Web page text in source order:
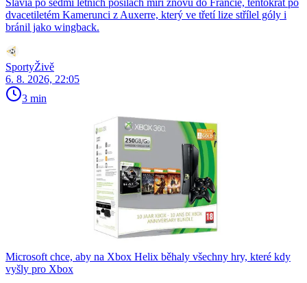
Slavia po sedmi letních posilách míří znovu do Francie, tentokrát po
dvacetiletém Kamerunci z Auxerre, který ve třetí lize střílel góly i
bránil jako wingback.
SportyŽivě
6. 8. 2026, 22:05
3 min
Microsoft chce, aby na Xbox Helix běhaly všechny hry, které kdy
vyšly pro Xbox